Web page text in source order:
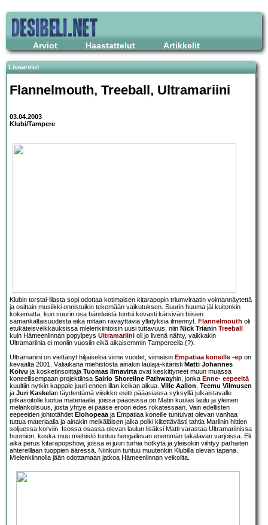
Arviot Haastattelut Artikkelit
Livearviot
Flannelmouth, Treeball, Ultramariini
03.04.2003
Klubi/Tampere
Klubin torstai-illasta sopi odottaa kotimaisen kitarapopin triumviraatin voimannäytettä
ja osittain musiikki onnistuikin tekemään vaikutuksen. Suurin huuma jäi kuitenkin
kokematta, kun suurin osa bändeistä tuntui kovasti kärsivän biisien
samankaltaisuudesta eikä mitään räväyttäviä yllätyksiä ilmennyt. Flannelmouth oli
etukäteisveikkauksissa mielenkiintoisin uusi tuttavuus, niin Nick Trianin Treeball
kuin Hämeenlinnan popylpeys Ultramariini oli jo livenä nähty, vaikkakin
Ultramariinia ei moniin vuosiin eikä aikaisemmin Tampereella (?).
Ultramariini on viettänyt hiljaiseloa viime vuodet, viimeisin Empatiaa koneille -ep on
keväältä 2001. Väliaikana miehistöstä ainakin laulaja-kitaristi Matti Johannes
Koivu ja kosketinsoittaja Tuomas Ilmavirtaovat keskittyneet muun muassa
koneellisempaan projektiinsa Sairio Shoreline Pathwayhin, jonka Enne- eepeeltä
kuultiin nytkin kappale juuri ennen illan keikan alkua. Ville Aallon, Teemu Vilmusen
ja Juri Kaskelan täydentämä viisikko esitti pääasiassa syksyllä julkaistavalle
pitkäsoitolle luotua materiaalia, joissa pääosissa on Matin kuulas laulu ja yleinen
melankolisuus, josta yhtye ei pääse eroon edes rokatessaan. Vain edellisten
eepeeiden johtotähdet Elohopeaaja Empatiaa koneille tuntuivat olevan vanhaa
tuttua materiaalia ja ainakin meikäläisen jalka polki kiitettävästi tahtia Mariinin hittien
soljuessa korviin. Isossa osassa olevan laulun lisäksi Matti varastaa Ultramariinissa
huomion, koska muu miehistö tuntuu hengailevan enemmän takalavan varjoissa. Eli
aika perus kitarapopshow, joissa ei juuri turhia hötkytä ja yleisökin viihtyy parhaiten
ahtereillaan tuoppien ääressä. Niinkuin tuntuu muutenkin Klubilla olevan tapana.
Mielenkiinnolla jään odottamaan jatkoa Hämeenlinnan veikoilta.